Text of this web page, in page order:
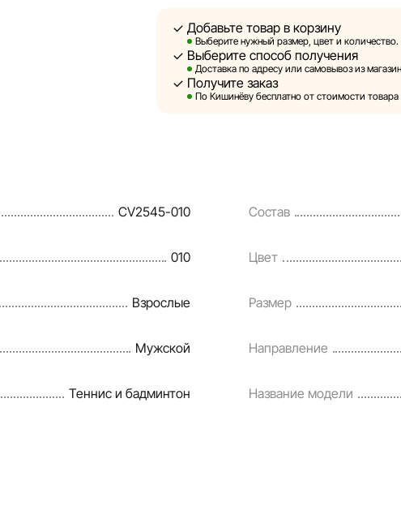
быть размещены на нашем сайте.
Sportlandia оставляет за собой право в
предварительного уведомления
и потребительские свойства товаров.
порядке и без предварительного
Наша команда регулярно проверяет и
Добавьте товар в корзину
Выберите нужный размер, цвет и количество.
Выберите способ получения
Доставка по адресу или самовывоз из
Получите заказ
По Кишинёву бесплатно от стоимости
CV2545-010 Состав
010 Цвет
Взрослые Размер
Мужской Направление
Теннис и бадминтон Название модели